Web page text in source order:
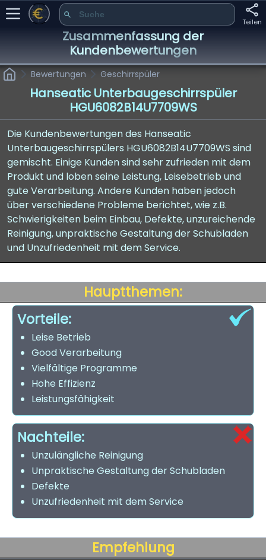
Teilen
Zusammenfassung der
Kundenbewertungen
Bewertungen Geschirrspüler
Hanseatic Unterbaugeschirrspüler
HGU6082B14U7709WS
Die Kundenbewertungen des Hanseatic
Unterbaugeschirrspülers HGU6082B14U7709WS sind
gemischt. Einige Kunden sind sehr zufrieden mit dem
Produkt und loben seine Leistung, Leisebetrieb und
gute Verarbeitung. Andere Kunden haben jedoch
über verschiedene Probleme berichtet, wie z.B.
Schwierigkeiten beim Einbau, Defekte, unzureichende
Reinigung, unpraktische Gestaltung der Schubladen
und Unzufriedenheit mit dem Service.
Hauptthemen:
Vorteile:
Leise Betrieb
Good Verarbeitung
Vielfältige Programme
Hohe Effizienz
Leistungsfähigkeit
Nachteile:
Unzulängliche Reinigung
Unpraktische Gestaltung der Schubladen
Defekte
Unzufriedenheit mit dem Service
Empfehlung